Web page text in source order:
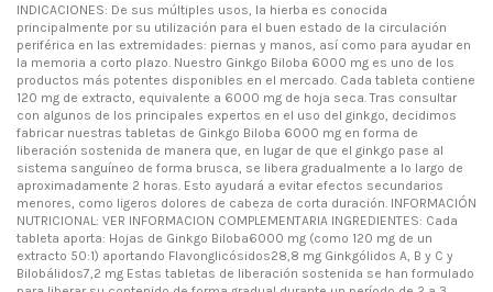
INDICACIONES: De sus múltiples usos, la hierba es conocida
principalmente por su utilización para el buen estado de la circulación
periférica en las extremidades: piernas y manos, así como para ayudar en
la memoria a corto plazo. Nuestro Ginkgo Biloba 6000 mg es uno de los
productos más potentes disponibles en el mercado. Cada tableta contiene
120 mg de extracto, equivalente a 6000 mg de hoja seca. Tras consultar
con algunos de los principales expertos en el uso del ginkgo, decidimos
fabricar nuestras tabletas de Ginkgo Biloba 6000 mg en forma de
liberación sostenida de manera que, en lugar de que el ginkgo pase al
sistema sanguíneo de forma brusca, se libera gradualmente a lo largo de
aproximadamente 2 horas. Esto ayudará a evitar efectos secundarios
menores, como ligeros dolores de cabeza de corta duración. INFORMACIÓN
NUTRICIONAL: VER INFORMACION COMPLEMENTARIA INGREDIENTES: Cada
tableta aporta: Hojas de Ginkgo Biloba6000 mg (como 120 mg de un
extracto 50:1) aportando FlavongIicósidos28,8 mg Ginkgólidos A, B y C y
Bilobálidos7,2 mg Estas tabletas de liberación sostenida se han formulado